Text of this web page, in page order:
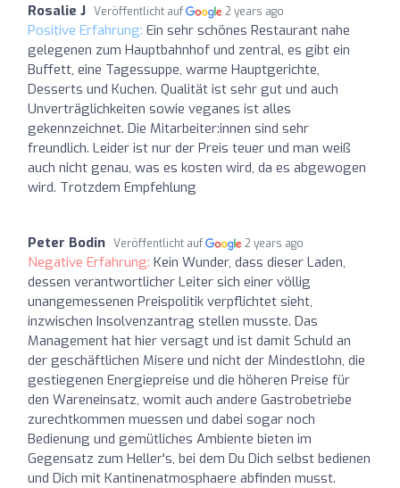
Rosalie J Veröffentlicht auf 2 years ago
Positive Erfahrung: Ein sehr schönes Restaurant nahe
gelegenen zum Hauptbahnhof und zentral, es gibt ein
Buffett, eine Tagessuppe, warme Hauptgerichte,
Desserts und Kuchen. Qualität ist sehr gut und auch
Unverträglichkeiten sowie veganes ist alles
gekennzeichnet. Die Mitarbeiter:innen sind sehr
freundlich. Leider ist nur der Preis teuer und man weiß
auch nicht genau, was es kosten wird, da es abgewogen
wird. Trotzdem Empfehlung
Peter Bodin Veröffentlicht auf 2 years ago
Negative Erfahrung: Kein Wunder, dass dieser Laden,
dessen verantwortlicher Leiter sich einer völlig
unangemessenen Preispolitik verpflichtet sieht,
inzwischen Insolvenzantrag stellen musste. Das
Management hat hier versagt und ist damit Schuld an
der geschäftlichen Misere und nicht der Mindestlohn, die
gestiegenen Energiepreise und die höheren Preise für
den Wareneinsatz, womit auch andere Gastrobetriebe
zurechtkommen muessen und dabei sogar noch
Bedienung und gemütliches Ambiente bieten im
Gegensatz zum Heller's, bei dem Du Dich selbst bedienen
und Dich mit Kantinenatmosphaere abfinden musst.